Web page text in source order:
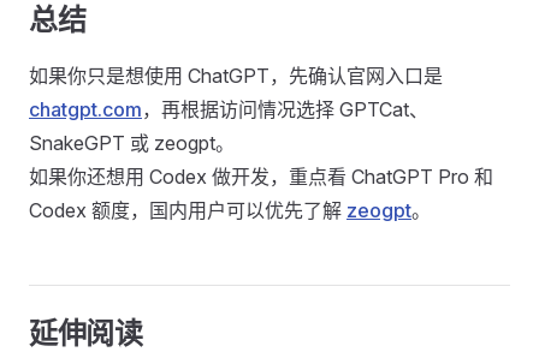
总结
如果你只是想使用 ChatGPT，先确认官网入口是
chatgpt.com，再根据访问情况选择 GPTCat、
SnakeGPT 或 zeogpt。
如果你还想用 Codex 做开发，重点看 ChatGPT Pro 和
Codex 额度，国内用户可以优先了解 zeogpt。
延伸阅读